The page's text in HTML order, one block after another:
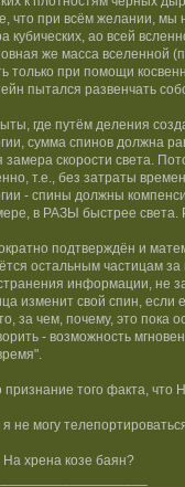
что при всём желании,
кубических, ао всей
же масса вселенной
только при помощи
пытался развенчать
где путём деления
сумма спинов должна
замера скорости света.
т.е., без затраты
- спины должны
в РАЗЫ быстрее света.
подтверждён и
остальным частицам
информации, не
изменит свой спин,
за чем, почему, это пока
- возможность
признание того факта,
не могу
На хрена козе баян?